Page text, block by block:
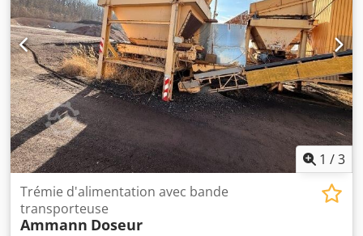
1 /3
Trémie d'alimentation avec bande
transporteuse
Ammann Doseur